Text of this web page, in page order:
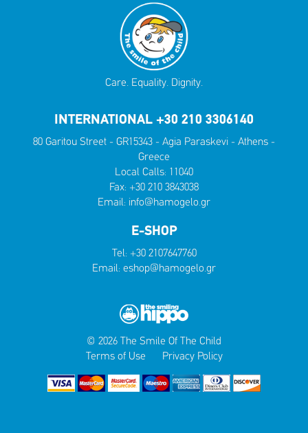
Care. Equality. Dignity.
INTERNATIONAL +30 210 3306140
80 Garitou Street - GR15343 - Agia Paraskevi - Athens -
Greece
Local Calls: 11040
Fax: +30 210 3843038
Email: info@hamogelo.gr
E-SHOP
Tel: +30 2107647760
Email: eshop@hamogelo.gr
© 2026 The Smile Of The Child
Terms of Use
Privacy Policy